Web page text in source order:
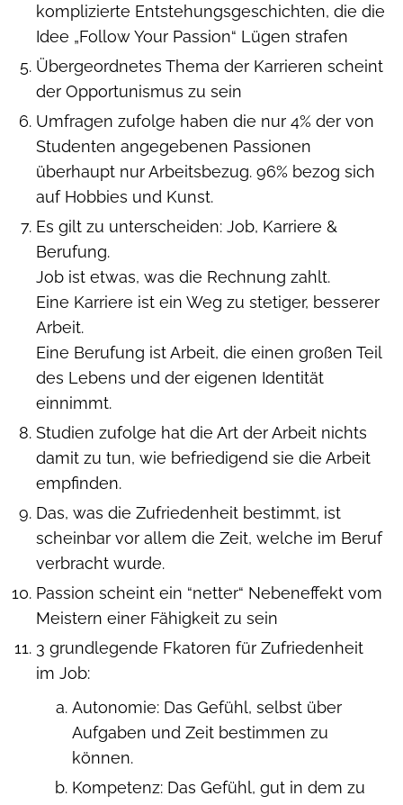
komplizierte Entstehungsgeschichten, die die
Idee „Follow Your Passion“ Lügen strafen
Übergeordnetes Thema der Karrieren scheint
der Opportunismus zu sein
Umfragen zufolge haben die nur 4% der von
Studenten angegebenen Passionen
überhaupt nur Arbeitsbezug. 96% bezog sich
auf Hobbies und Kunst.
Es gilt zu unterscheiden: Job, Karriere &
Berufung.
Job ist etwas, was die Rechnung zahlt.
Eine Karriere ist ein Weg zu stetiger, besserer
Arbeit.
Eine Berufung ist Arbeit, die einen großen Teil
des Lebens und der eigenen Identität
einnimmt.
Studien zufolge hat die Art der Arbeit nichts
damit zu tun, wie befriedigend sie die Arbeit
empfinden.
Das, was die Zufriedenheit bestimmt, ist
scheinbar vor allem die Zeit, welche im Beruf
verbracht wurde.
Passion scheint ein “netter“ Nebeneffekt vom
Meistern einer Fähigkeit zu sein
3 grundlegende Fkatoren für Zufriedenheit
im Job:
Autonomie: Das Gefühl, selbst über
Aufgaben und Zeit bestimmen zu
können.
Kompetenz: Das Gefühl, gut in dem zu